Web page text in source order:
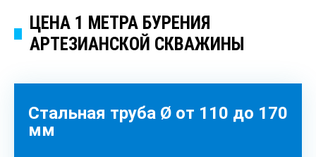
ЦЕНА 1 МЕТРА БУРЕНИЯ
АРТЕЗИАНСКОЙ СКВАЖИНЫ
Стальная труба Ø от 110 до 170
мм